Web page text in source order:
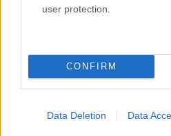
user protection.
CONFIRM
Data Deletion Data
Carthago e Malibu “A